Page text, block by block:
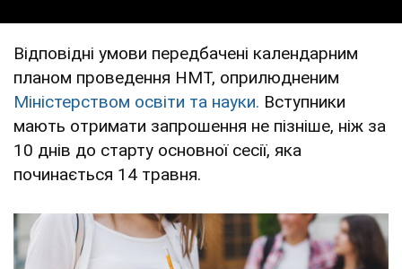
Відповідні умови передбачені календарним
планом проведення НМТ, оприлюдненим
Міністерством освіти та науки. Вступники
мають отримати запрошення не пізніше, ніж за
10 днів до старту основної сесії, яка
починається 14 травня.